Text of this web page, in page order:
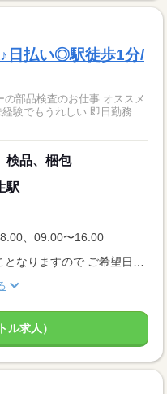
♪日払い◎駅徒歩1分/
の部品検査のお仕事 オススメ
験でもうれしい 即日勤務
検品、梱包
駅
、09:00〜16:00
【休日】 ご紹介案件によってことなりますので ご希望日を登録時にご相談ください！ 土曜、日曜、祝祭日のみ お仕事可能な方大歓迎です☆ 週末＆祝祭日限定のお仕事案件も ございますので諦めないで下さい！
ル求人）